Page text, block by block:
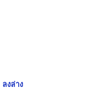
ลงล่าง